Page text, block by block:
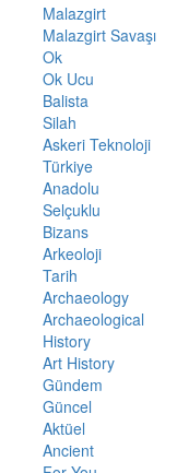
Malazgirt
Malazgirt Savaşı
Ok
Ok Ucu
Balista
Silah
Askeri Teknoloji
Türkiye
Anadolu
Selçuklu
Bizans
Arkeoloji
Tarih
Archaeology
Archaeological
History
Art History
Gündem
Güncel
Aktüel
Ancient